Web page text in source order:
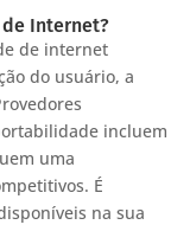
Internet?
de internet
do usuário, a
incluem
uma
É
na sua